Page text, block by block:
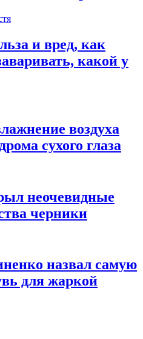
и вред, как
какой у
воздуха
сухого глаза
неочевидные
черники
назвал самую
для жаркой